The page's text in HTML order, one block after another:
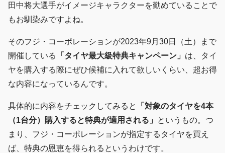
田中将大選手がイメージキャラクターを勤めていることで
もお馴染みですよね。
そのフジ・コーポレーションが2023年9月30日（土）まで
開催している
「タイヤ最大級特典キャンペーン」 は、タイ
ヤを購入する際にぜひ候補に入れて欲しいくらい、超お得
な内容になっているんです。
具体的に内容をチェックしてみると
「対象のタイヤを4本
（1台分）購入すると特典が適用される」 というもの。つ
まり、フジ・コーポレーションが指定するタイヤを買え
ば、特典の恩恵を得られるというわけです。